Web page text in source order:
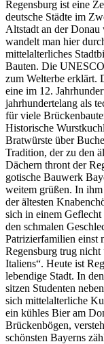
Regensburg ist eine
deutsche Städte im
Altstadt an der Donau
wandelt man hier
mittelalterliches
Bauten. Die
zum Welterbe erklärt.
eine im 12.
jahrhundertelang als
für viele
Historische
Bratwürste über
Tradition, der zu den
Dächern thront der
gotische Bauwerk
weitem grüßen. In
der ältesten
sich in einem Geflecht
den schmalen
Patrizierfamilien einst
Regensburg trug nicht
Italiens“. Heute ist
lebendige Stadt. In
sitzen Studenten
sich mittelalterliche
ein kühles Bier am
Brückenbögen,
schönsten Bayerns